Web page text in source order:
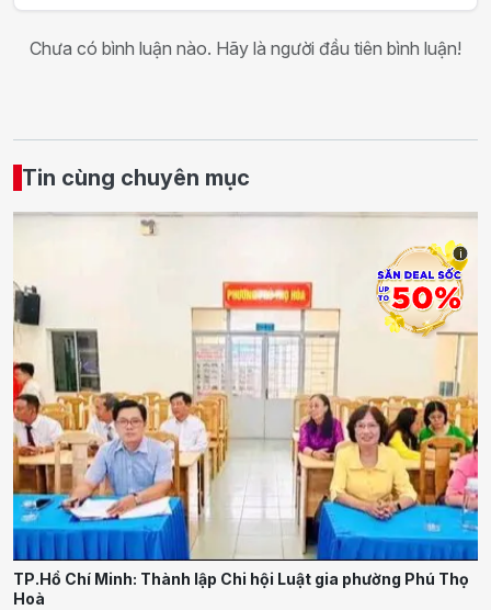
Chưa có bình luận nào. Hãy là người đầu tiên bình luận!
Tin cùng chuyên mục
TP.Hồ Chí Minh: Thành lập Chi hội Luật gia phường Phú Thọ
Hoà
i